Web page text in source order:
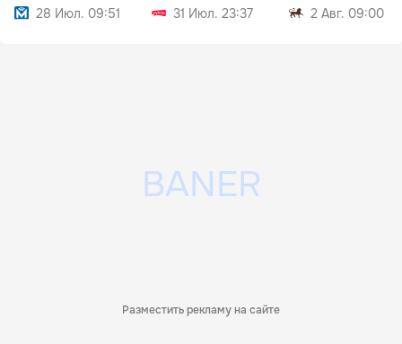
28 Июл. 09:51
31 Июл. 23:37
2 Авг. 09:00
Разместить рекламу на сайте